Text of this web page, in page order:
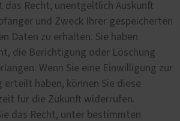
das Recht, unentgeltlich Auskunft
und Zweck Ihrer gespeicherten
Daten zu erhalten. Sie haben
die Berichtigung oder Löschung
Wenn Sie eine Einwilligung zur
erteilt haben, können Sie diese
für die Zukunft widerrufen.
das Recht, unter bestimmten